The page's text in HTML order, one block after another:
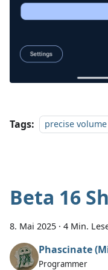
Tags: precise volume
Beta 16
8. Mai 2025 · 4 Min.
Phascinate
Programmer